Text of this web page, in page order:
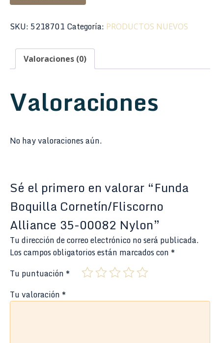
Boquilla
Alliance
00082
Nylon
SKU: 5218701 Categoría: PRODUCTOS NUEVOS
Valoraciones (0)
Valoraciones
No hay valoraciones aún.
Sé el primero en valorar “Funda
Boquilla Cornetín/Fliscorno
Alliance 35-00082 Nylon”
Tu dirección de correo electrónico no será publicada.
Los campos obligatorios están marcados con *
Tu puntuación *
Tu valoración *